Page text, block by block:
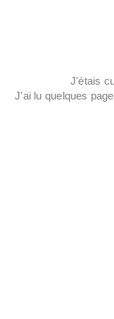
J'étais
J'ai lu quelques